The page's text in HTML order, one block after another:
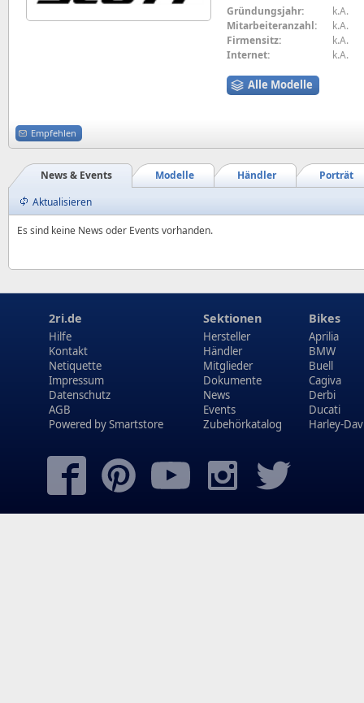
Gründungsjahr:
k.A.
Mitarbeiteranzahl:
k.A.
Firmensitz:
k.A.
Internet:
k.A.
Alle Modelle
Empfehlen
Porträt
Händler
Modelle
News & Events
Aktualisieren
Es sind keine News oder Events vorhanden.
2ri.de
Hilfe
Kontakt
Netiquette
Impressum
Datenschutz
AGB
Powered bySmartstore
Sektionen
Hersteller
Händler
Mitglieder
Dokumente
News
Events
Zubehörkatalog
Bikes
Aprilia
BMW
Buell
Cagiva
Derbi
Ducati
Harley-